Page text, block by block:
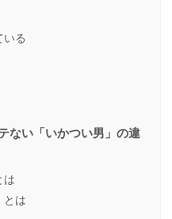
いる
ない「いかつい男」の違
は
とは